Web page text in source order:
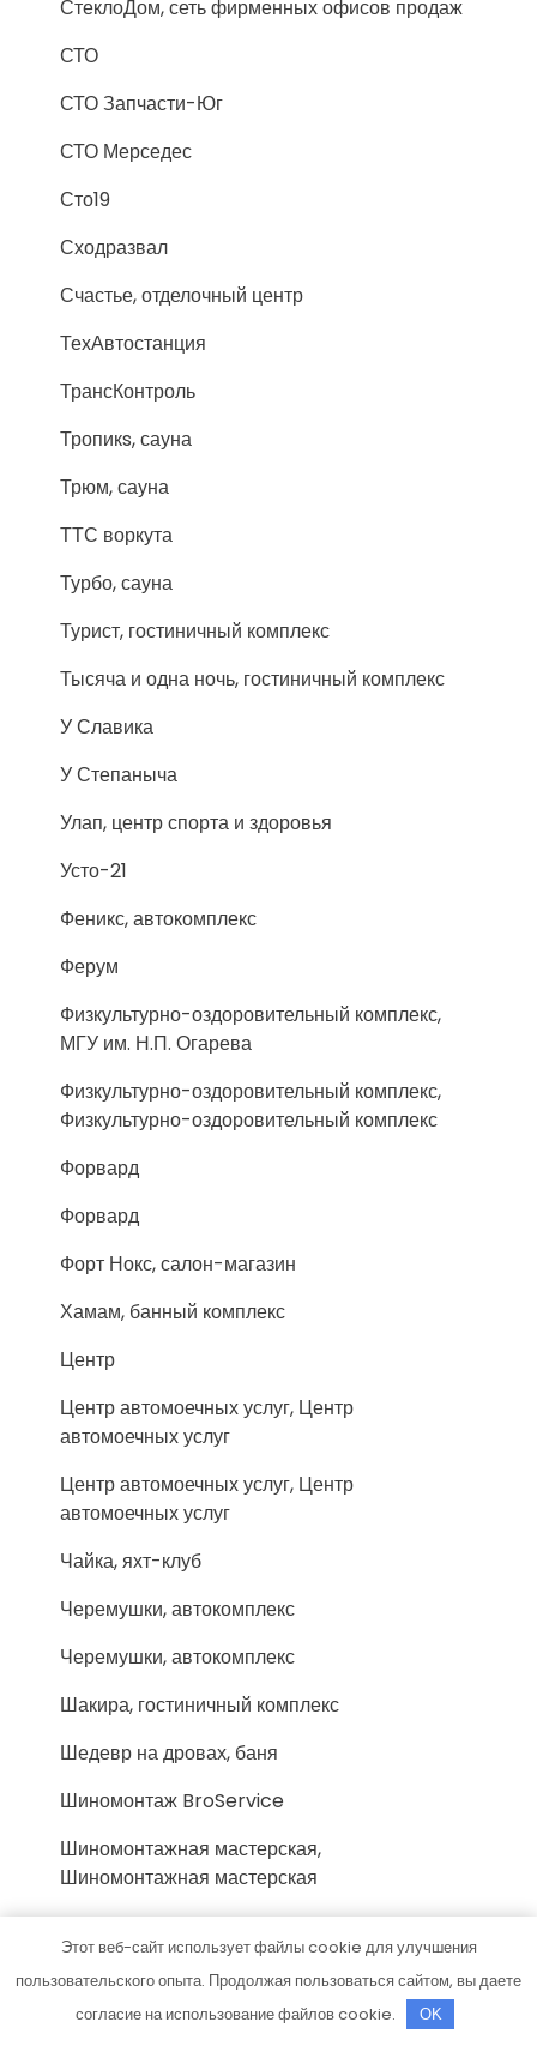
СтеклоДом, сеть фирменных офисов продаж
СТО
СТО Запчасти-Юг
СТО Мерседес
Сто19
Сходразвал
Счастье, отделочный центр
ТехАвтостанция
ТрансКонтроль
Тропикs, сауна
Трюм, сауна
ТТС воркута
Турбо, сауна
Турист, гостиничный комплекс
Тысяча и одна ночь, гостиничный комплекс
У Славика
У Степаныча
Улап, центр спорта и здоровья
Усто-21
Феникс, автокомплекс
Ферум
Физкультурно-оздоровительный комплекс,
МГУ им. Н.П. Огарева
Физкультурно-оздоровительный комплекс,
Физкультурно-оздоровительный комплекс
Форвард
Форвард
Форт Нокс, салон-магазин
Хамам, банный комплекс
Центр
Центр автомоечных услуг, Центр
автомоечных услуг
Центр автомоечных услуг, Центр
автомоечных услуг
Чайка, яхт-клуб
Черемушки, автокомплекс
Черемушки, автокомплекс
Шакира, гостиничный комплекс
Шедевр на дровах, баня
Шиномонтаж BroService
Шиномонтажная мастерская,
Шиномонтажная мастерская
Эверест, VIP-сауна
Эдельвейс, парк-отель на берегу реки
Экономстрой, магазин
Этот веб-сайт использует файлы cookie для улучшения
пользовательского опыта. Продолжая пользоваться сайтом, вы даете
согласие на использование файлов cookie.
OK